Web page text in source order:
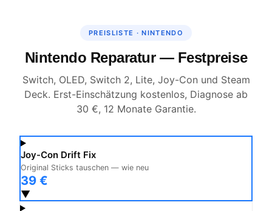
PREISLISTE · NINTENDO
Nintendo Reparatur — Festpreise
Switch, OLED, Switch 2, Lite, Joy-Con und Steam
Deck. Erst-Einschätzung kostenlos, Diagnose ab
30 €, 12 Monate Garantie.
Joy-Con Drift Fix
Original Sticks tauschen — wie neu
39 €
▼